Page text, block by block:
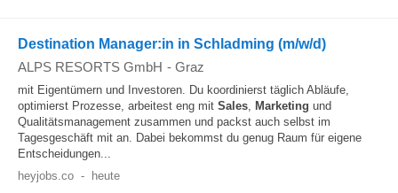
Destination Manager:in in Schladming (m/w/d)
ALPS RESORTS GmbH - Graz
mit Eigentümern und Investoren. Du koordinierst täglich Abläufe,
optimierst Prozesse, arbeitest eng mit Sales, Marketing und
Qualitätsmanagement zusammen und packst auch selbst im
Tagesgeschäft mit an. Dabei bekommst du genug Raum für eigene
Entscheidungen...
heyjobs.co - heute